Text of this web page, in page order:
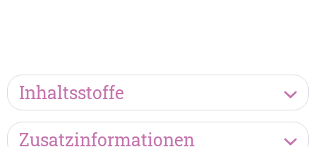
Inhaltsstoffe
Zusatzinformationen